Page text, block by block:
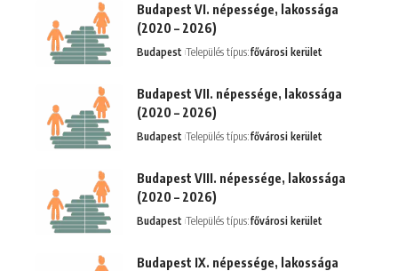
Budapest VI. népessége, lakossága
(2020 – 2026)
Budapest Település típus:fővárosi kerület
Budapest VII. népessége, lakossága
(2020 – 2026)
Budapest Település típus:fővárosi kerület
Budapest VIII. népessége, lakossága
(2020 – 2026)
Budapest Település típus:fővárosi kerület
Budapest IX. népessége, lakossága